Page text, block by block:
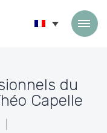
du
Capelle